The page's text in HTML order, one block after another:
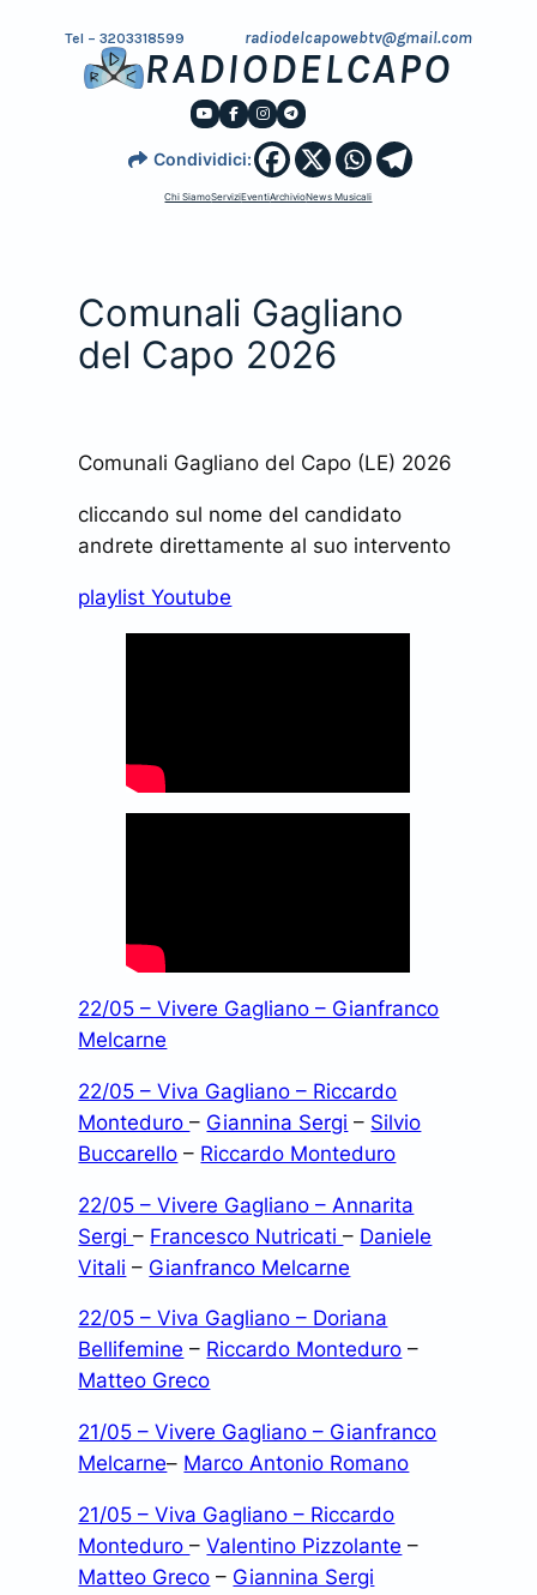
Tel – 3203318599 radiodelcapowebtv@gmail.com
RADIODELCAPO
Condividici:
Chi SiamoServiziEventiArchivioNews Musicali
Comunali Gagliano
del Capo 2026
Comunali Gagliano del Capo (LE) 2026
cliccando sul nome del candidato
andrete direttamente al suo intervento
playlist Youtube
22/05 – Vivere Gagliano – Gianfranco
Melcarne
22/05 – Viva Gagliano – Riccardo
Monteduro– Giannina Sergi – Silvio
Buccarello – Riccardo Monteduro
22/05 – Vivere Gagliano – Annarita
Sergi– Francesco Nutricati– Daniele
Vitali – Gianfranco Melcarne
22/05 – Viva Gagliano – Doriana
Bellifemine – Riccardo Monteduro –
Matteo Greco
21/05 – Vivere Gagliano – Gianfranco
Melcarne– Marco Antonio Romano
21/05 – Viva Gagliano – Riccardo
Monteduro–Valentino Pizzolante –
Matteo Greco – Giannina Sergi